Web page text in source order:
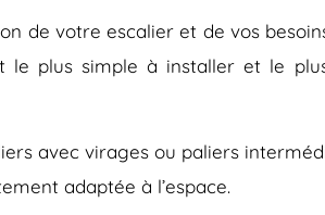
de votre escalier et de vos
le plus simple à installer et le
avec virages ou paliers
adaptée à l’espace.